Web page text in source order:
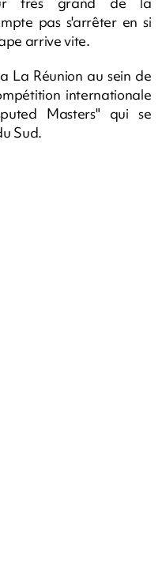
pas s'arrêter en si
arrive vite.
La Réunion au sein de
internationale
Masters" qui se
Sud.